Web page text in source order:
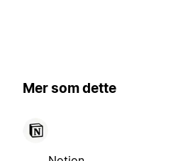
Mer som dette